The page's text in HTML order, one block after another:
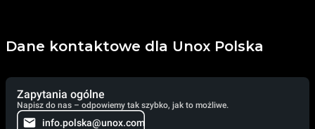
Dane kontaktowe dla Unox Polska
Zapytania ogólne
Napisz do nas – odpowiemy tak szybko, jak to możliwe.
info.polska@unox.com